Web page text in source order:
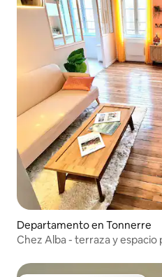
Departamento en Tonnerre
Chez Alba - terraza y espacio